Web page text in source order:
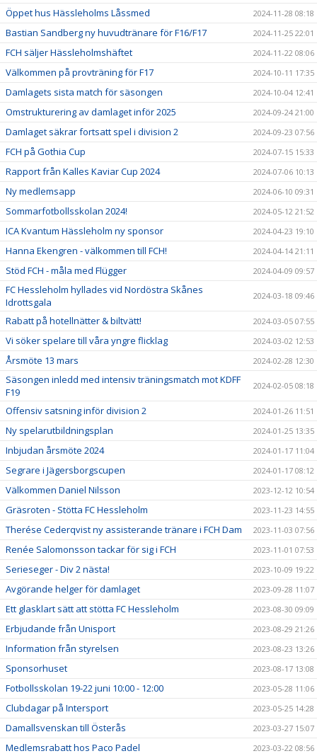
Öppet hus Hässleholms Låssmed 2024-11-28 08:18
Bastian Sandberg ny huvudtränare för F16/F17 2024-11-25 22:01
FCH säljer Hässleholmshäftet 2024-11-22 08:06
Välkommen på provträning för F17 2024-10-11 17:35
Damlagets sista match för säsongen 2024-10-04 12:41
Omstrukturering av damlaget inför 2025 2024-09-24 21:00
Damlaget säkrar fortsatt spel i division 2 2024-09-23 07:56
FCH på Gothia Cup 2024-07-15 15:33
Rapport från Kalles Kaviar Cup 2024 2024-07-06 10:13
Ny medlemsapp 2024-06-10 09:31
Sommarfotbollsskolan 2024! 2024-05-12 21:52
ICA Kvantum Hässleholm ny sponsor 2024-04-23 19:10
Hanna Ekengren - välkommen till FCH! 2024-04-14 21:11
Stöd FCH - måla med Flügger 2024-04-09 09:57
FC Hessleholm hyllades vid Nordöstra Skånes
Idrottsgala
2024-03-18 09:46
Rabatt på hotellnätter & biltvätt! 2024-03-05 07:55
Vi söker spelare till våra yngre flicklag 2024-03-02 12:53
Årsmöte 13 mars 2024-02-28 12:30
Säsongen inledd med intensiv träningsmatch mot KDFF
F19
2024-02-05 08:18
Offensiv satsning inför division 2 2024-01-26 11:51
Ny spelarutbildningsplan 2024-01-25 13:35
Inbjudan årsmöte 2024 2024-01-17 11:04
Segrare i Jägersborgscupen 2024-01-17 08:12
Välkommen Daniel Nilsson 2023-12-12 10:54
Gräsroten - Stötta FC Hessleholm 2023-11-23 14:55
Therése Cederqvist ny assisterande tränare i FCH Dam 2023-11-03 07:56
Renée Salomonsson tackar för sig i FCH 2023-11-01 07:53
Serieseger - Div 2 nästa! 2023-10-09 19:22
Avgörande helger för damlaget 2023-09-28 11:07
Ett glasklart sätt att stötta FC Hessleholm 2023-08-30 09:09
Erbjudande från Unisport 2023-08-29 21:26
Information från styrelsen 2023-08-23 13:26
Sponsorhuset 2023-08-17 13:08
Fotbollsskolan 19-22 juni 10:00 - 12:00 2023-05-28 11:06
Clubdagar på Intersport 2023-05-25 14:28
Damallsvenskan till Österås 2023-03-27 15:07
Medlemsrabatt hos Paco Padel 2023-03-22 08:56